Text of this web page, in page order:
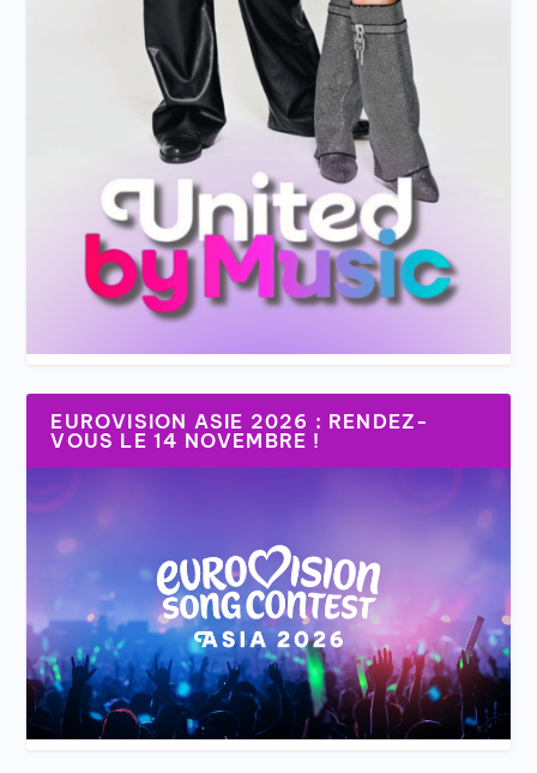
EUROVISION ASIE 2026 : RENDEZ-
VOUS LE 14 NOVEMBRE !